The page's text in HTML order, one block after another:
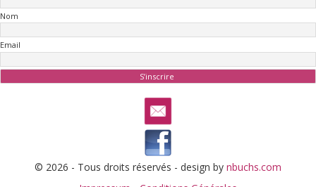
Nom
Email
© 2026 - Tous droits réservés - design by nbuchs.com